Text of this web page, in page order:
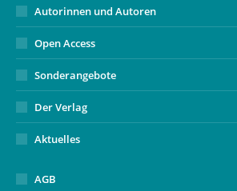
Autorinnen und Autoren
Open Access
Sonderangebote
Der Verlag
Aktuelles
AGB